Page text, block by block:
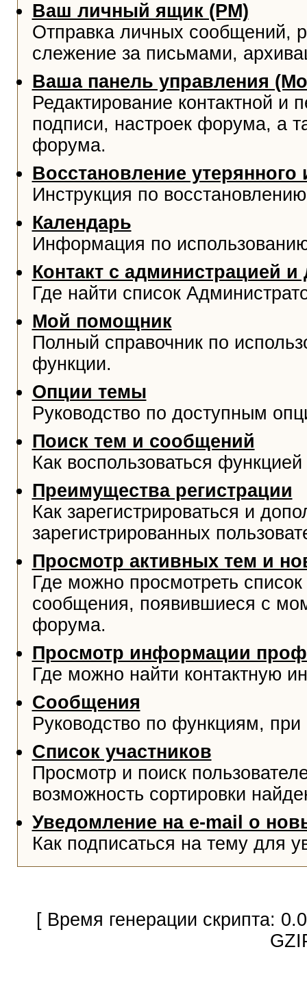
Ваш личный ящик (PM)
Отправка личных сообщений,
слежение за письмами,
Ваша панель управления
Редактирование контактной
подписи, настроек форума, а
форума.
Восстановление
Инструкция по
Календарь
Информация по
Контакт с администрацией
Где найти список
Мой помощник
Полный справочник по
функции.
Опции темы
Руководство по доступным
Поиск тем и сообщений
Как воспользоваться
Преимущества регистрации
Как зарегистрироваться и
зарегистрированных
Просмотр активных тем и
Где можно просмотреть
сообщения, появившиеся с
форума.
Просмотр информации
Где можно найти контактную
Сообщения
Руководство по функциям,
Список участников
Просмотр и поиск
возможность сортировки
Уведомление на e-mail о
Как подписаться на тему для
[ Время генерации скрипта: